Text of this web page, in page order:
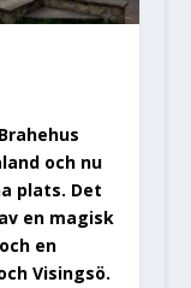
och nu
plats. Det
en magisk
en
Visingsö.